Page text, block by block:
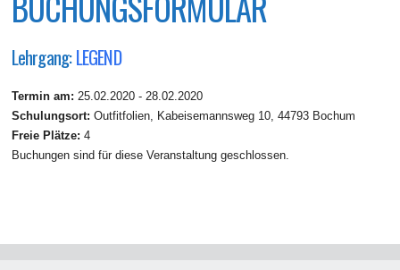
Lehrgang:LEGEND
Termin am: 25.02.2020 - 28.02.2020
Schulungsort: Outfitfolien, Kabeisemannsweg 10, 44793 Bochum
Freie Plätze: 4
Buchungen sind für diese Veranstaltung geschlossen.